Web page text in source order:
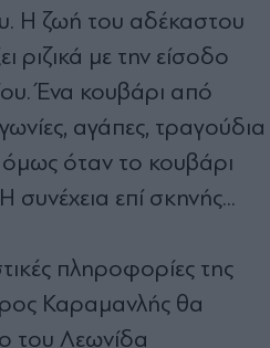
Η ζωή του αδέκαστου
ριζικά με την είσοδο
Ένα κουβάρι από
αγάπες, τραγούδια
όμως όταν το κουβάρι
Η συνέχεια επί σκηνής...
πληροφορίες της
Καραμανλής θα
του Λεωνίδα